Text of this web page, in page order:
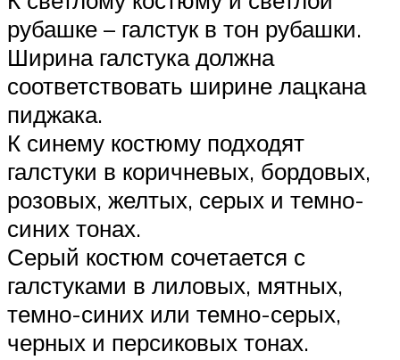
рубашке – галстук в тон рубашки.
Ширина галстука должна
соответствовать ширине лацкана
пиджака.
К синему костюму подходят
галстуки в коричневых, бордовых,
розовых, желтых, серых и темно-
синих тонах.
Серый костюм сочетается с
галстуками в лиловых, мятных,
темно-синих или темно-серых,
черных и персиковых тонах.